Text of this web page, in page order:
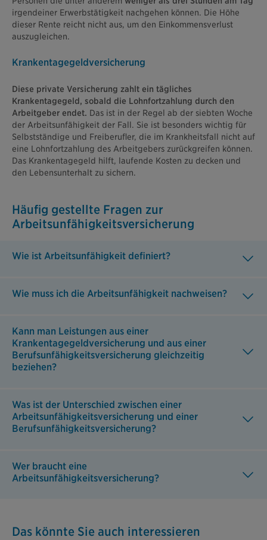
irgendeiner Erwerbstätigkeit nachgehen können. Die Höhe
dieser Rente reicht nicht aus, um den Einkommensverlust
auszugleichen.
Krankentagegeldversicherung
Diese private Versicherung zahlt ein tägliches
Krankentagegeld, sobald die Lohnfortzahlung durch den
Arbeitgeber endet. Das ist in der Regel ab der siebten Woche
der Arbeitsunfähigkeit der Fall. Sie ist besonders wichtig für
Selbstständige und Freiberufler, die im Krankheitsfall nicht auf
eine Lohnfortzahlung des Arbeitgebers zurückgreifen können.
Das Krankentagegeld hilft, laufende Kosten zu decken und
den Lebensunterhalt zu sichern.
Häufig gestellte Fragen zur
Arbeitsunfähigkeitsversicherung
Wie ist Arbeitsunfähigkeit definiert?
Wie muss ich die Arbeitsunfähigkeit nachweisen?
Kann man Leistungen aus einer
Krankentagegeldversicherung und aus einer
Berufsunfähigkeitsversicherung gleichzeitig
beziehen?
Was ist der Unterschied zwischen einer
Arbeitsunfähigkeitsversicherung und einer
Berufsunfähigkeitsversicherung?
Wer braucht eine
Arbeitsunfähigkeitsversicherung?
Das könnte Sie auch interessieren